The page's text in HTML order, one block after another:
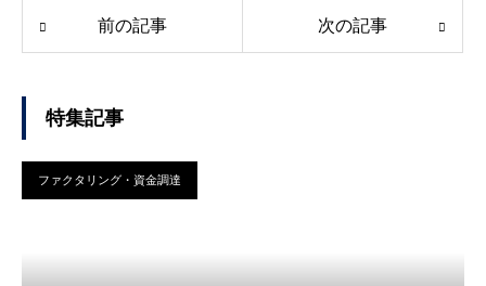
前の記事 次の記事
特集記事
ファクタリング・資金調達